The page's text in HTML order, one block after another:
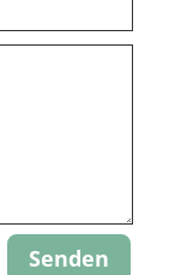
Senden